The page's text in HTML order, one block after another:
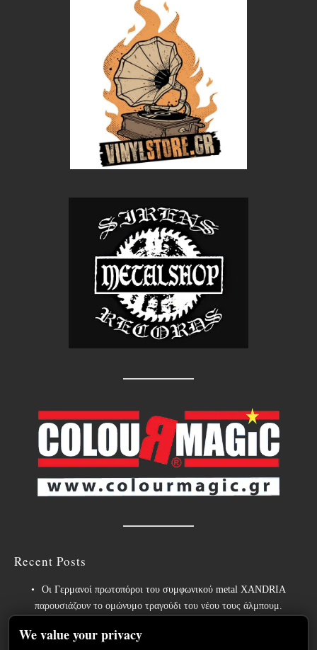
Recent Posts
Οι Γερμανοί πρωτοπόροι του συμφωνικού metal XANDRIA
παρουσιάζουν το ομώνυμο τραγούδι του νέου τους άλμπουμ.
Οι Wayfarer κυκλοφορούν νέο τραγούδι με τη συμμετοχή του David
Eugene Edwards και προαναγγέλλουν το νέο τους στούντιο άλμπουμ.
We value your privacy